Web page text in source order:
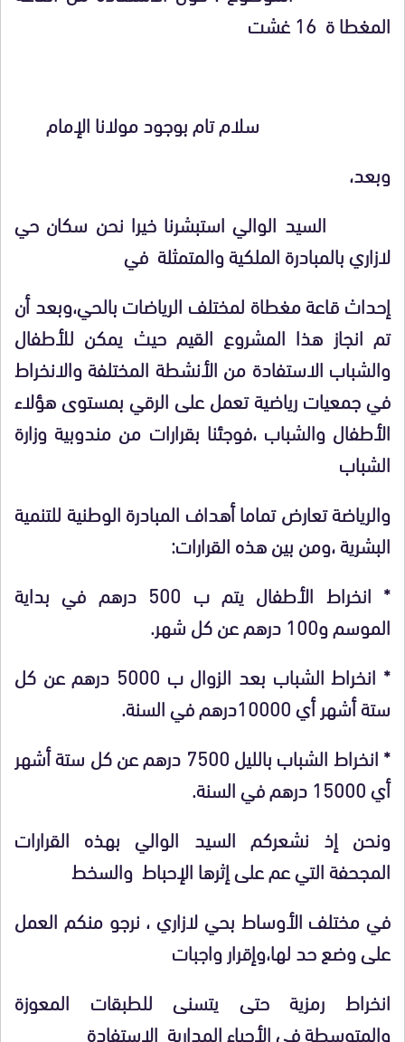
المغطا ة 16 غشت
سلام تام بوجود مولانا الإمام
وبعد،
السيد الوالي استبشرنا خيرا نحن سكان حي
لازاري بالمبادرة الملكية والمتمثلة في
إحداث قاعة مغطاة لمختلف الرياضات بالحي،وبعد أن
تم انجاز هذا المشروع القيم حيث يمكن للأطفال
والشباب الاستفادة من الأنشطة المختلفة والانخراط
في جمعيات رياضية تعمل على الرقيبمستوى هؤلاء
الأطفال والشباب ،فوجئنا بقرارات من مندوبية وزارة
الشباب
والرياضة تعارض تماما أهداف المبادرة الوطنية للتنمية
البشرية ،ومن بين هذه القرارات:
* انخراط الأطفال يتم ب 500 درهم في بداية
الموسم و100 درهم عن كل شهر.
* انخراط الشباب بعد الزوال ب 5000 درهم عن كل
ستة أشهر أي 10000درهم في السنة.
* انخراط الشباب بالليل 7500 درهم عن كل ستة أشهر
أي 15000 درهم في السنة.
ونحن إذ نشعركم السيد الوالي بهذه القرارات
المجحفة التي عم على إثرها الإحباط والسخط
في مختلف الأوساط بحي لازاري ، نرجو منكم العمل
على وضع حد لها،وإقرار واجبات
انخراط رمزية حتى يتسنى للطبقات المعوزة
والمتوسطة في الأحياء المدارية الاستفادة